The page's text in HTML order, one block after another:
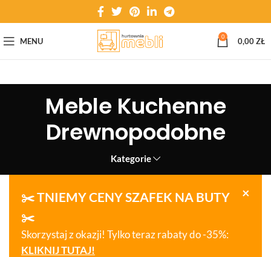
MENU 0 0,00ZŁ
Meble Kuchenne
Drewnopodobne
Kategorie
×
✂️ TNIEMY CENY SZAFEK NA BUTY
✂️
Skorzystaj z okazji! Tylko teraz rabaty do -35%:
KLIKNIJ TUTAJ!